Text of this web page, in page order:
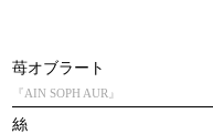
苺オブラート
『AIN SOPH AUR』
絲